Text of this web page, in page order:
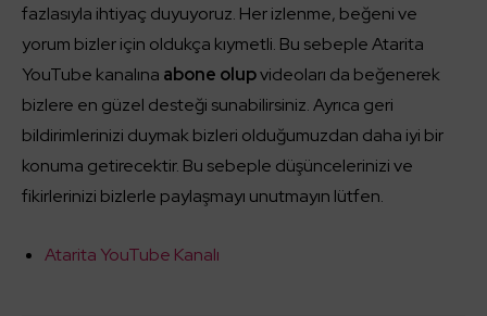
fazlasıyla ihtiyaç duyuyoruz. Her izlenme, beğeni ve
yorum bizler için oldukça kıymetli. Bu sebeple Atarita
YouTube kanalına abone olupvideoları da beğenerek
bizlere en güzel desteği sunabilirsiniz. Ayrıca geri
bildirimlerinizi duymak bizleri olduğumuzdan daha iyi bir
konuma getirecektir. Bu sebeple düşüncelerinizi ve
fikirlerinizi bizlerle paylaşmayı unutmayın lütfen.
Atarita YouTube Kanalı